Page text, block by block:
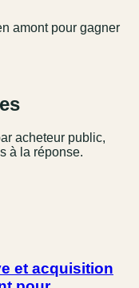
amont pour gagner
acheteur public,
à la réponse.
et acquisition